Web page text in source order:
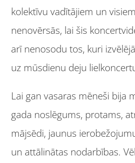
kolektīvu vadītājiem un
nenovērsās, lai šis
arī nenosodu tos, kuri
uz mūsdienu deju
Lai gan vasaras mēneši bija
gada noslēgums, protams,
mājsēdi, jaunus
un attālinātas nodarbības.